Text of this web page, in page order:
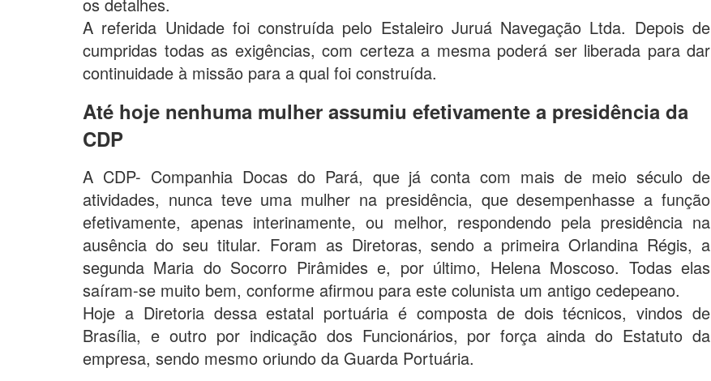
A referida Unidade foi construída pelo Estaleiro Juruá Navegação Ltda. Depois de
cumpridas todas as exigências, com certeza a mesma poderá ser liberada para dar
continuidade à missão para a qual foi construída.
Até hoje nenhuma mulher assumiu efetivamente a presidência da
CDP
A CDP- Companhia Docas do Pará, que já conta com mais de meio século de
atividades, nunca teve uma mulher na presidência, que desempenhasse a função
efetivamente, apenas interinamente, ou melhor, respondendo pela presidência na
ausência do seu titular. Foram as Diretoras, sendo a primeira Orlandina Régis, a
segunda Maria do Socorro Pirâmides e, por último, Helena Moscoso. Todas elas
saíram-se muito bem, conforme afirmou para este colunista um antigo cedepeano.
Hoje a Diretoria dessa estatal portuária é composta de dois técnicos, vindos de
Brasília, e outro por indicação dos Funcionários, por força ainda do Estatuto da
empresa, sendo mesmo oriundo da Guarda Portuária.